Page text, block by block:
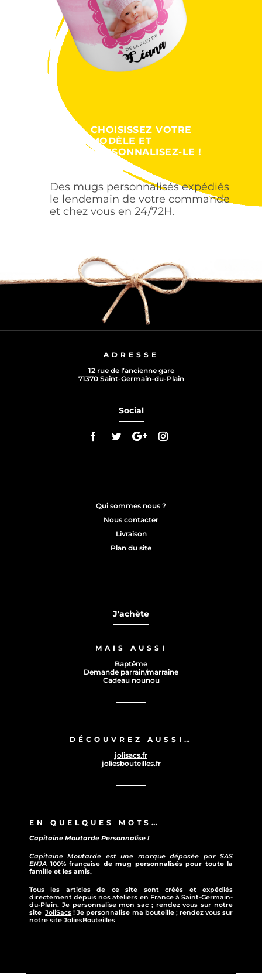
CHOISISSEZ VOTRE
MODÈLE ET
PERSONNALISEZ-LE !
Des mugs personnalisés expédiés
le lendemain de votre commande
et chez vous en 24/72H.
ADRESSE
12 rue de l’ancienne gare
71370 Saint-Germain-du-Plain
Social
Qui sommes nous ?
Nous contacter
Livraison
Plan du site
J'achète
MAIS AUSSI
Baptême
Demande parrain/marraine
Cadeau nounou
DÉCOUVREZ AUSSI…
jolisacs.fr
joliesbouteilles.fr
EN QUELQUES MOTS…
Capitaine Moutarde Personnalise !
Capitaine Moutarde est une marque déposée par SAS
ENJA 100% française de mug personnalisés pour toute la
famille et les amis.
Tous les articles de ce site sont créés et expédiés
directement depuis nos ateliers en France à Saint-Germain-
du-Plain. Je personnalise mon sac ; rendez vous sur notre
siteJoliSacs ! Je personnalise ma bouteille ; rendez vous sur
notre site JoliesBouteilles